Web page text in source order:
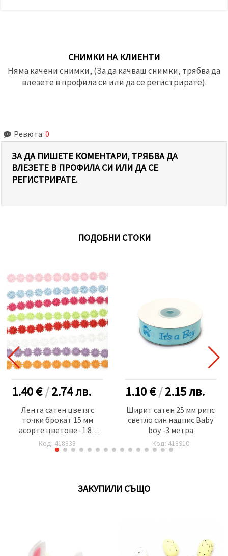
СНИМКИ НА КЛИЕНТИ
Няма качени снимки, (За да качваш снимки, трябва да
влезете в профила си или да се регистрирате).
Ревюта: 0
ЗА ДА ПИШЕТЕ КОМЕНТАРИ, ТРЯБВА ДА
ВЛЕЗЕТЕ В ПРОФИЛА СИ ИЛИ ДА СЕ
РЕГИСТРИРАТЕ.
ПОДОБНИ СТОКИ
1.40 €/2.74лв.
Лента сатен цветя с
точки брокат 15 мм
асорте цветове -1.80
метра
Код: 418838
1.10 €/2.15лв.
Ширит сатен 25 мм рипс
светло син надпис Baby
boy -3 метра
Код: 418910
ЗАКУПИЛИ СЪЩО